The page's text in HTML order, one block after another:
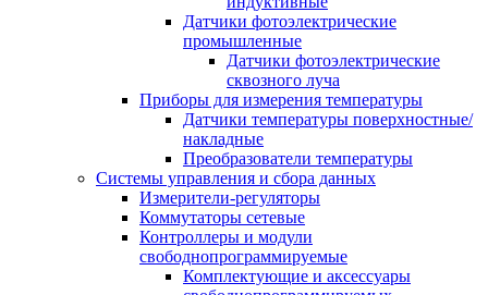
Датчики фотоэлектрические
промышленные
Датчики фотоэлектрические
сквозного луча
Приборы для измерения температуры
Датчики температуры поверхностные/
накладные
Преобразователи температуры
Системы управления и сбора данных
Измерители-регуляторы
Коммутаторы сетевые
Контроллеры и модули
свободнопрограммируемые
Комплектующие и аксессуары